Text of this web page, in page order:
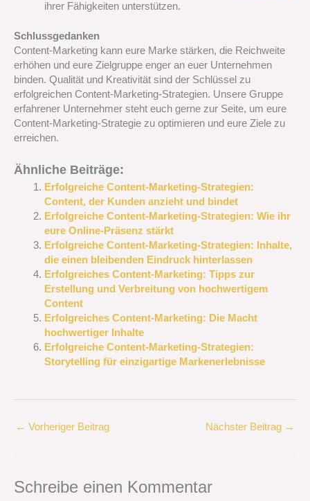
ihrer Fähigkeiten unterstützen.
Schlussgedanken
Content-Marketing kann eure Marke stärken, die Reichweite
erhöhen und eure Zielgruppe enger an euer Unternehmen
binden. Qualität und Kreativität sind der Schlüssel zu
erfolgreichen Content-Marketing-Strategien. Unsere Gruppe
erfahrener Unternehmer steht euch gerne zur Seite, um eure
Content-Marketing-Strategie zu optimieren und eure Ziele zu
erreichen.
Ähnliche Beiträge:
Erfolgreiche Content-Marketing-Strategien:
Content, der Kunden anzieht und bindet
Erfolgreiche Content-Marketing-Strategien: Wie ihr
eure Online-Präsenz stärkt
Erfolgreiche Content-Marketing-Strategien: Inhalte,
die einen bleibenden Eindruck hinterlassen
Erfolgreiches Content-Marketing: Tipps zur
Erstellung und Verbreitung von hochwertigem
Content
Erfolgreiches Content-Marketing: Die Macht
hochwertiger Inhalte
Erfolgreiche Content-Marketing-Strategien:
Storytelling für einzigartige Markenerlebnisse
← Vorheriger Beitrag Nächster Beitrag →
Schreibe einen Kommentar